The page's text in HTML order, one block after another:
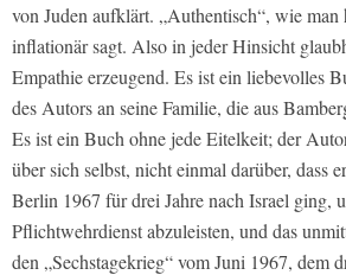
von Juden aufklärt. „Authentisch“, wie man
inflationär sagt. Also in jeder Hinsicht
Empathie erzeugend. Es ist ein liebevolles
des Autors an seine Familie, die aus
Es ist ein Buch ohne jede Eitelkeit; der
über sich selbst, nicht einmal darüber, dass
Berlin 1967 für drei Jahre nach Israel ging,
Pflichtwehrdienst abzuleisten, und das
den „Sechstagekrieg“ vom Juni 1967, dem